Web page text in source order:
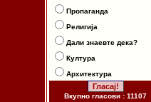
Пропаганда
Религија
Дали знаевте дека?
Култура
Архитектура
Вкупно гласови : 11107